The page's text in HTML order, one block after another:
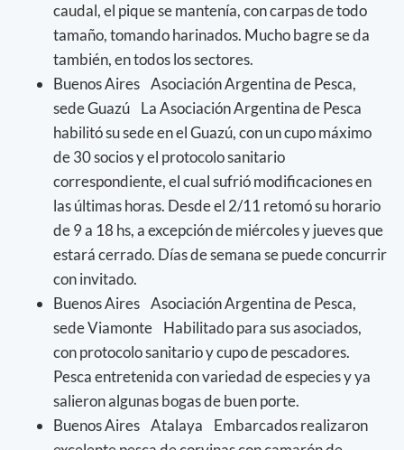
caudal, el pique se mantenía, con carpas de todo
tamaño, tomando harinados. Mucho bagre se da
también, en todos los sectores.
Buenos Aires Asociación Argentina de Pesca,
sede Guazú La Asociación Argentina de Pesca
habilitó su sede en el Guazú, con un cupo máximo
de 30 socios y el protocolo sanitario
correspondiente, el cual sufrió modificaciones en
las últimas horas. Desde el 2/11 retomó su horario
de 9 a 18 hs, a excepción de miércoles y jueves que
estará cerrado. Días de semana se puede concurrir
con invitado.
Buenos Aires Asociación Argentina de Pesca,
sede Viamonte Habilitado para sus asociados,
con protocolo sanitario y cupo de pescadores.
Pesca entretenida con variedad de especies y ya
salieron algunas bogas de buen porte.
Buenos Aires Atalaya Embarcados realizaron